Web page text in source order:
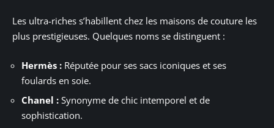
Les ultra-riches s’habillent chez les maisons de couture les
plus prestigieuses. Quelques noms se distinguent :
Hermès : Réputée pour ses sacs iconiques et ses
foulards en soie.
Chanel : Synonyme de chic intemporel et de
sophistication.